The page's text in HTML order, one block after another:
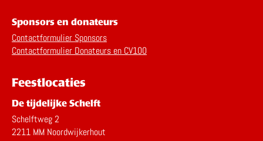
Sponsors en donateurs
Contactformulier Sponsors
Contactformulier Donateurs en CV100
Feestlocaties
De tijdelijke Schelft
Schelftweg 2
2211 MM Noordwijkerhout